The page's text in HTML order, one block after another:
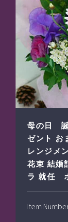
母の日
ゼント お
レンジメ
花束 結婚
ラ 就任
Item